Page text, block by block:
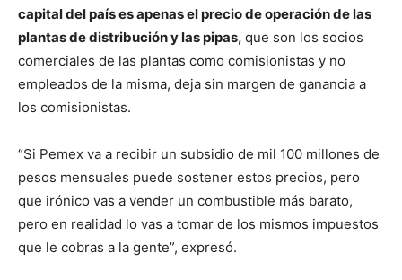
capital del país es apenas el precio de operación de las
plantas de distribución y las pipas, que son los socios
comerciales de las plantas como comisionistas y no
empleados de la misma, deja sin margen de ganancia a
los comisionistas.
“Si Pemex va a recibir un subsidio de mil 100 millones de
pesos mensuales puede sostener estos precios, pero
que irónico vas a vender un combustible más barato,
pero en realidad lo vas a tomar de los mismos impuestos
que le cobras a la gente”, expresó.